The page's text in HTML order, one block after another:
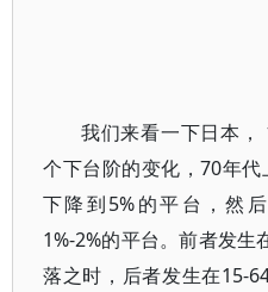
我们来看一下日本
个下台阶的变化，70年
下降到5%的平台，然
1%-2%的平台。前者发生
落之时，后者发生在15-